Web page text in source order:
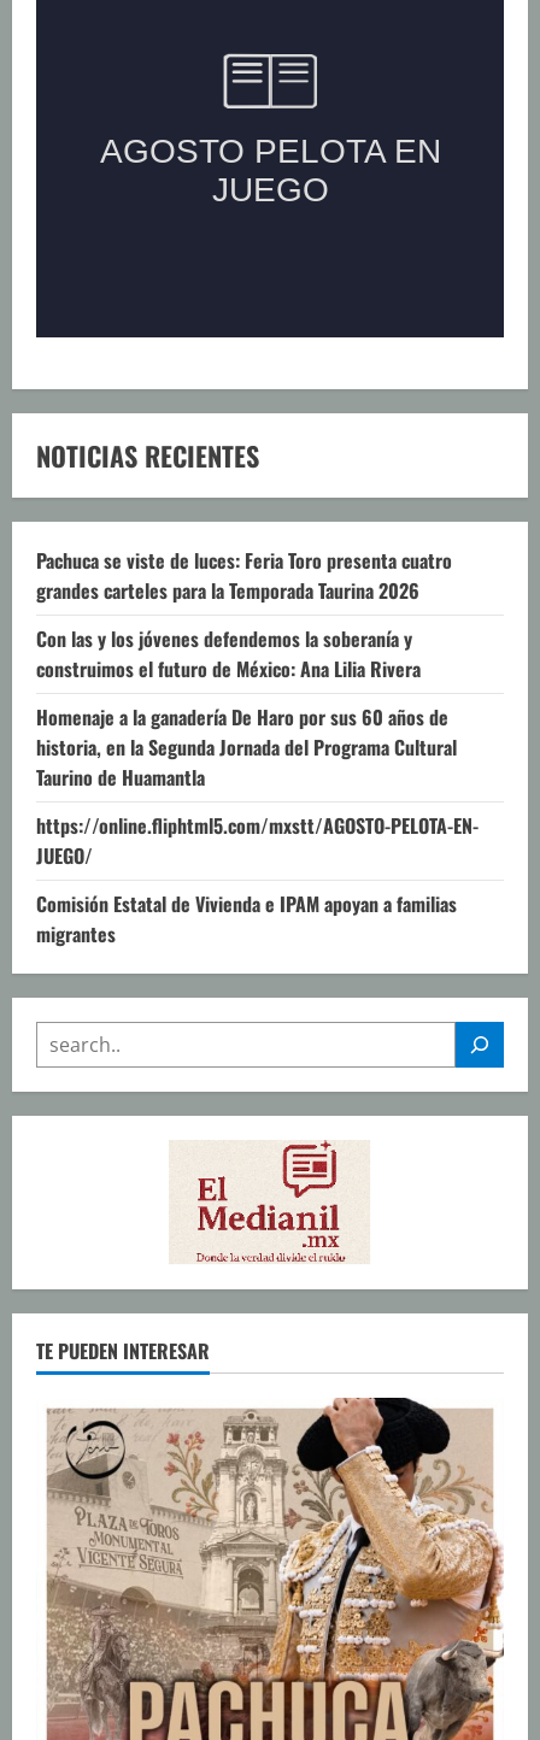
NOTICIAS RECIENTES
Pachuca se viste de luces: Feria Toro presenta cuatro
grandes carteles para la Temporada Taurina 2026
Con las y los jóvenes defendemos la soberanía y
construimos el futuro de México: Ana Lilia Rivera
Homenaje a la ganadería De Haro por sus 60 años de
historia, en la Segunda Jornada del Programa Cultural
Taurino de Huamantla
https://online.fliphtml5.com/mxstt/AGOSTO-PELOTA-EN-
JUEGO/
Comisión Estatal de Vivienda e IPAM apoyan a familias
migrantes
SEARCH
TE PUEDEN INTERESAR